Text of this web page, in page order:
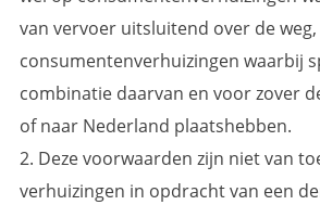
van vervoer uitsluitend over de
consumentenverhuizingen waarbij
combinatie daarvan en voor zover
of naar Nederland plaatshebben.
2. Deze voorwaarden zijn niet van
verhuizingen in opdracht van een